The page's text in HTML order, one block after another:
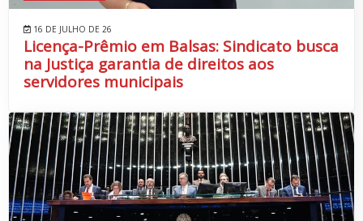
16 DE JULHO DE 26
Licença-Prêmio em Balsas: Sindicato busca
na Justiça garantia de direitos aos
servidores municipais